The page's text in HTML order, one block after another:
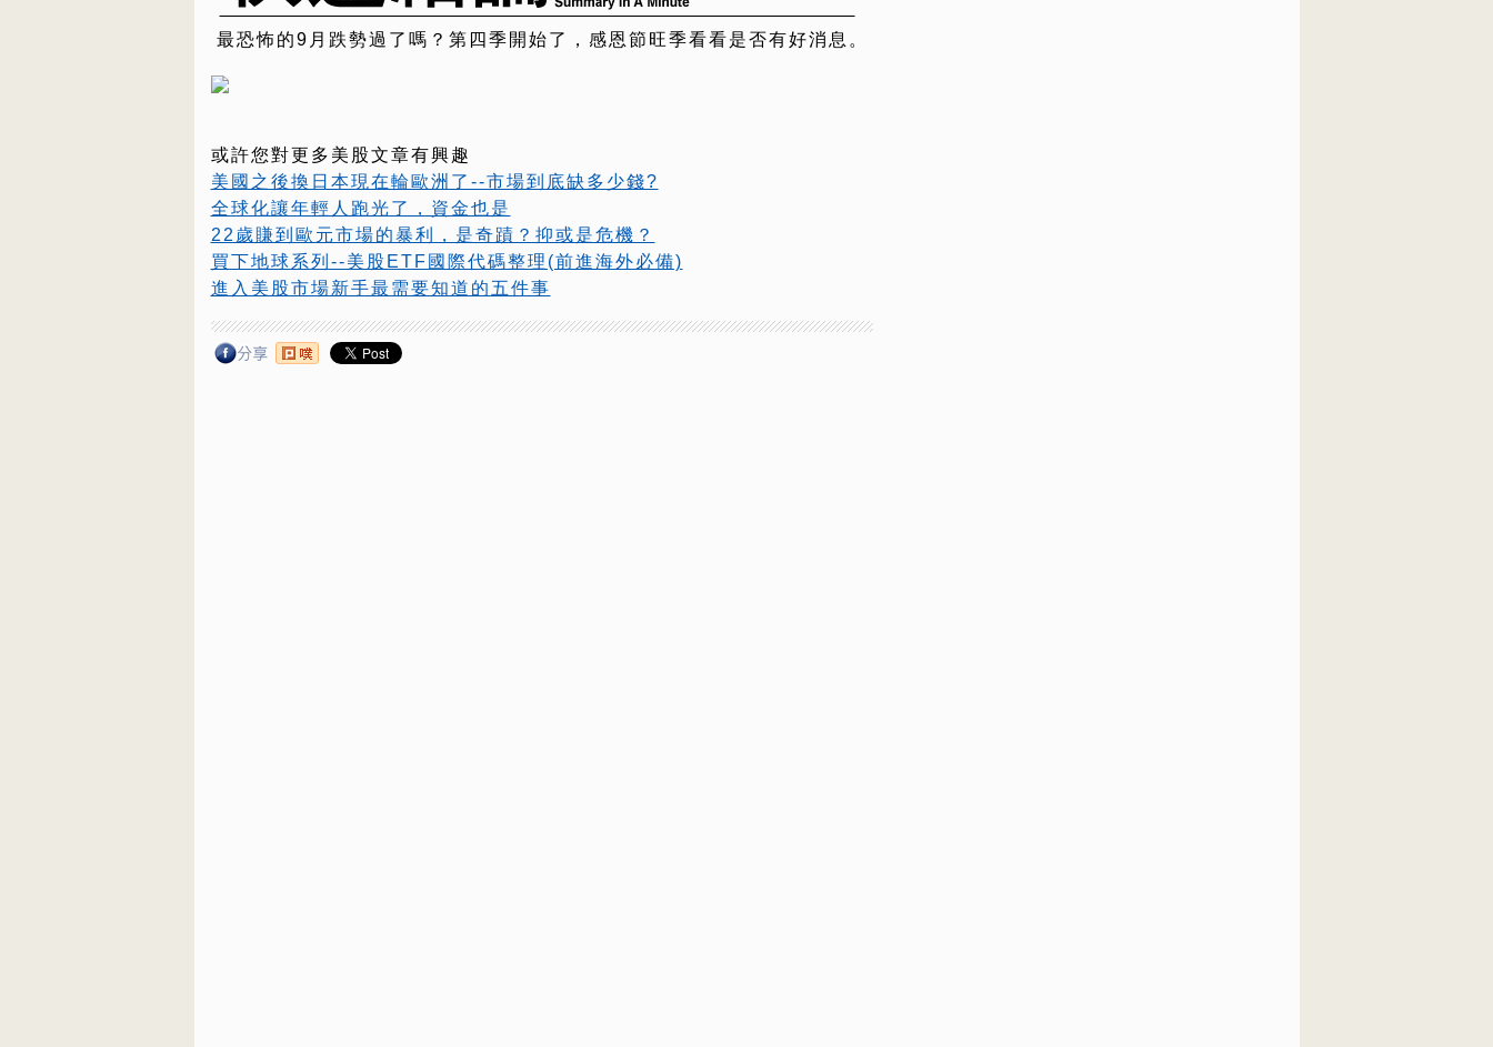
最恐怖的9月跌勢過了嗎？第四季開始了，感恩節旺季看看是否有好消息。
或許您對更多美股文章有興趣
美國之後換日本現在輪歐洲了--市場到底缺多少錢?
全球化讓年輕人跑光了，資金也是
22歲賺到歐元市場的暴利，是奇蹟？抑或是危機？
買下地球系列--美股ETF國際代碼整理(前進海外必備)
進入美股市場新手最需要知道的五件事